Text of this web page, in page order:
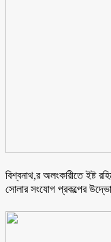
বিশ্বনাথ,র অলংকারীতে ইষ্ট
সোলার সংযোগ প্রকল্পের